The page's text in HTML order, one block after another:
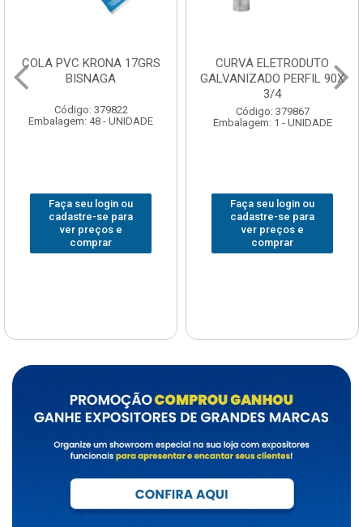
COLA PVC KRONA 17GRS
BISNAGA
Código: 379822
Embalagem: 48 - UNIDADE
Faça seu login ou
cadastre-se para
ver preços e
comprar
CURVA ELETRODUTO
GALVANIZADO PERFIL 90X
3/4
Código: 379867
Embalagem: 1 - UNIDADE
Faça seu login ou
cadastre-se para
ver preços e
comprar